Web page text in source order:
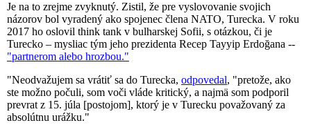
Je na to zrejme zvyknutý. Zistil, že pre vyslovovanie svojich
názorov bol vyradený ako spojenec člena NATO, Turecka. V roku
2017 ho oslovil think tank v bulharskej Sofii, s otázkou, či je
Turecko – mysliac tým jeho prezidenta Recep Tayyip Erdoğana --
"partnerom alebo hrozbou."
"Neodvažujem sa vrátiť sa do Turecka, odpovedal, "pretože, ako
ste možno počuli, som voči vláde kritický, a najmä som podporil
prevrat z 15. júla [postojom], ktorý je v Turecku považovaný za
absolútnu urážku."